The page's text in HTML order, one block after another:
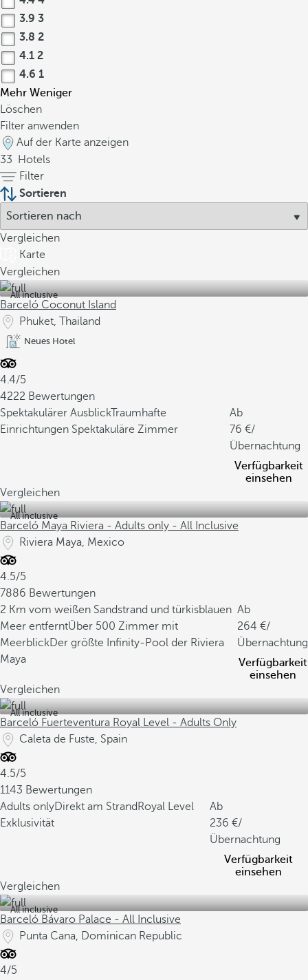
3.9 3
3.8 2
4.1 2
4.6 1
Mehr Weniger
Löschen
Filter anwenden
Auf der Karte anzeigen
33
Hotels
Filter
Sortieren
Vergleichen
Karte
Vergleichen
All inclusive
Barceló Coconut Island
Phuket, Thailand
Neues Hotel
4.4/5
4222 Bewertungen
Spektakulärer AusblickTraumhafte
Einrichtungen Spektakuläre Zimmer
Ab
76
/
Übernachtung
Verfügbarkeit
einsehen
Vergleichen
All inclusive
Barceló Maya Riviera - Adults only - All Inclusive
Riviera Maya, Mexico
4.5/5
7886 Bewertungen
2 Km vom weißen Sandstrand und türkisblauen
Meer entferntÜber 500 Zimmer mit
MeerblickDer größte Infinity-Pool der Riviera
Maya
Ab
264
/
Übernachtung
Verfügbarkeit
einsehen
Vergleichen
All inclusive
Barceló Fuerteventura Royal Level - Adults Only
Caleta de Fuste, Spain
4.5/5
1143 Bewertungen
Adults onlyDirekt am Strand Royal Level
Exklusivität
Ab
236
/
Übernachtung
Verfügbarkeit
einsehen
Vergleichen
All inclusive
Barceló Bávaro Palace - All Inclusive
Punta Cana, Dominican Republic
4/5